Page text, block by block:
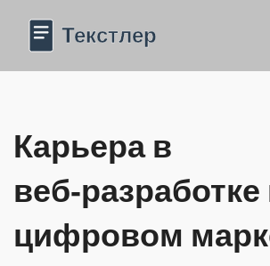
Карьера в
веб‑разработке
цифровом